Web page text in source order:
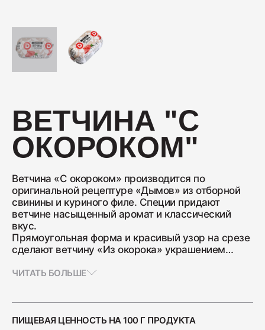
Колбаса с/к Коньячная
230
110
Нарезка Индейка варёно-копчёная
Колбаса сырокопчёная Сальчичон
260
Ветчина "Для тостов"
ВЕТЧИНА "С
ОКОРОКОМ"
Ветчина «С окороком» производится по
оригинальной рецептуре «Дымов» из отборной
свинины и куриного филе. Специи придают
ветчине насыщенный аромат и классический
вкус.
Прямоугольная форма и красивый узор на срезе
сделают ветчину «Из окорока» украшением
бутерброды и сэндвичи, а также традиционные
картофельного гратена или начинки для куриных
ЧИТАТЬ БОЛЬШЕ
ПИЩЕВАЯ ЦЕННОСТЬ НА 100 Г ПРОДУКТА